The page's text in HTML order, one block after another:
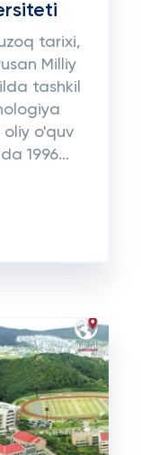
tarixi,
Milliy
tashkil
o'quv
1996...